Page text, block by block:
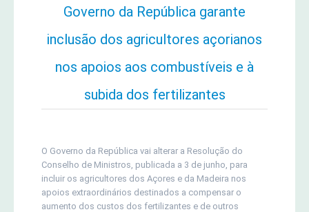
Concursos Micaelenses
Jornal Agricultor 2000
Governo da República garante
inclusão dos agricultores açorianos
nos apoios aos combustíveis e à
subida dos fertilizantes
O Governo da República vai alterar a Resolução do
Conselho de Ministros, publicada a 3 de junho, para
incluir os agricultores dos Açores e da Madeira nos
apoios extraordinários destinados a compensar o
aumento dos custos dos fertilizantes e de outros